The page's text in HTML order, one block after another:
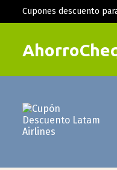
Cupones descuento